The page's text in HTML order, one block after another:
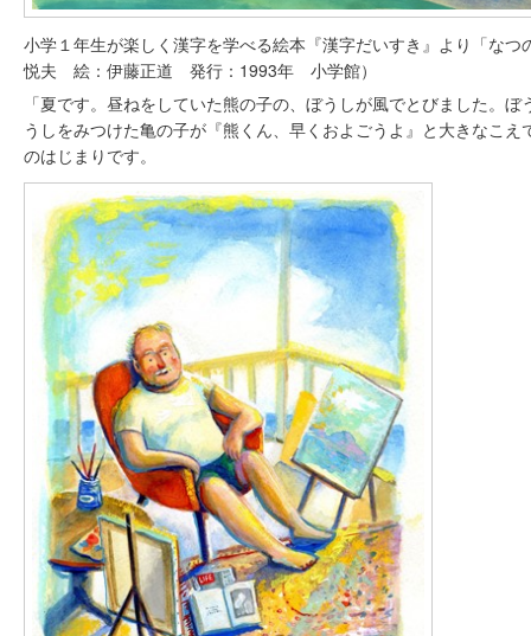
小学１年生が楽しく漢字を学べる絵本『漢字だいすき』より「な
悦夫 絵：伊藤正道 発行：1993年 小学館）
「夏です。昼ねをしていた熊の子の、ぼうしが風でとびました。
うしをみつけた亀の子が『熊くん、早くおよごうよ』と大きなこえ
のはじまりです。